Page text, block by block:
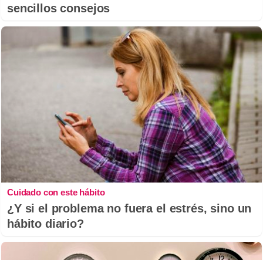
sencillos consejos
Cuidado con este hábito
¿Y si el problema no fuera el estrés, sino un
hábito diario?